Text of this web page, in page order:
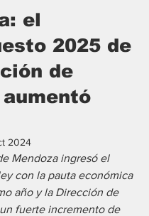
el
2025 de
de
2024
Mendoza ingresó el
con la pauta económica
año y la Dirección de
fuerte incremento de